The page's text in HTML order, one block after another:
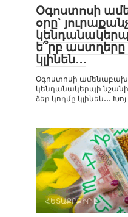
Օգոստոսի
օրը`
ե՞րբ աստղերը
կլինեն․․․
Օգոստոսի
կենդանակերպի
ձեր կողմը կլինեն․․․
ՀԵՏԱՔՐՔԻՐ Է